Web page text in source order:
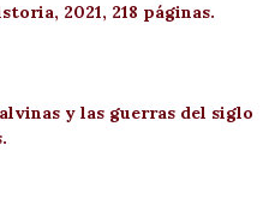
2021, 218 páginas.
y las guerras del siglo